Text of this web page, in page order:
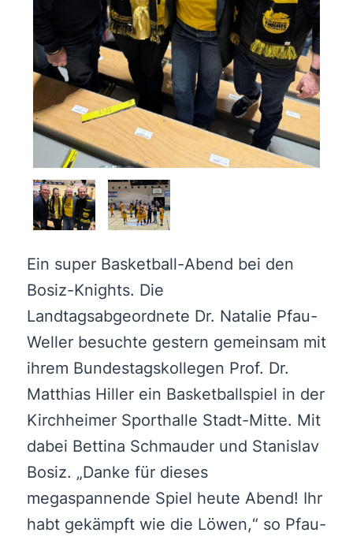
Ein super Basketball-Abend bei den
Bosiz-Knights. Die
Landtagsabgeordnete Dr. Natalie Pfau-
Weller besuchte gestern gemeinsam mit
ihrem Bundestagskollegen Prof. Dr.
Matthias Hiller ein Basketballspiel in der
Kirchheimer Sporthalle Stadt-Mitte. Mit
dabei Bettina Schmauder und Stanislav
Bosiz. „Danke für dieses
megaspannende Spiel heute Abend! Ihr
habt gekämpft wie die Löwen,“ so Pfau-